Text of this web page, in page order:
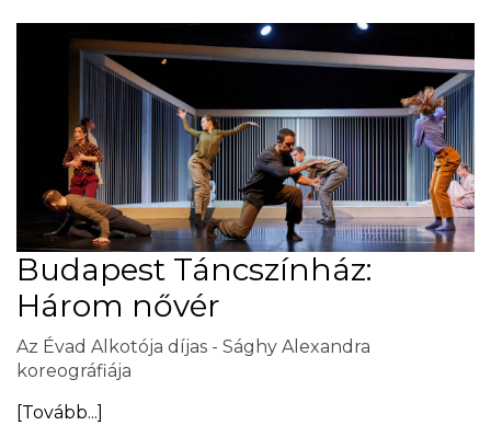
Budapest Táncszínház:
Három nővér
Az Évad Alkotója díjas - Sághy Alexandra
koreográfiája
[Tovább...]